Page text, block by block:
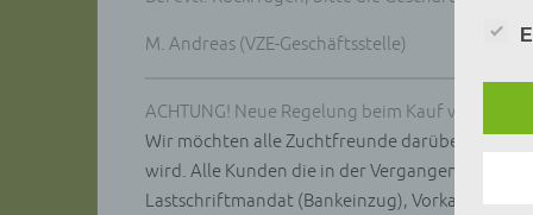
M. Andreas (VZE-Geschäftsstelle)
ACHTUNG! Neue Regelung beim Kauf von
Wir möchten alle Zuchtfreunde darüber
wird. Alle Kunden die in der Vergangenheit
Lastschriftmandat (Bankeinzug), Vorkasse,